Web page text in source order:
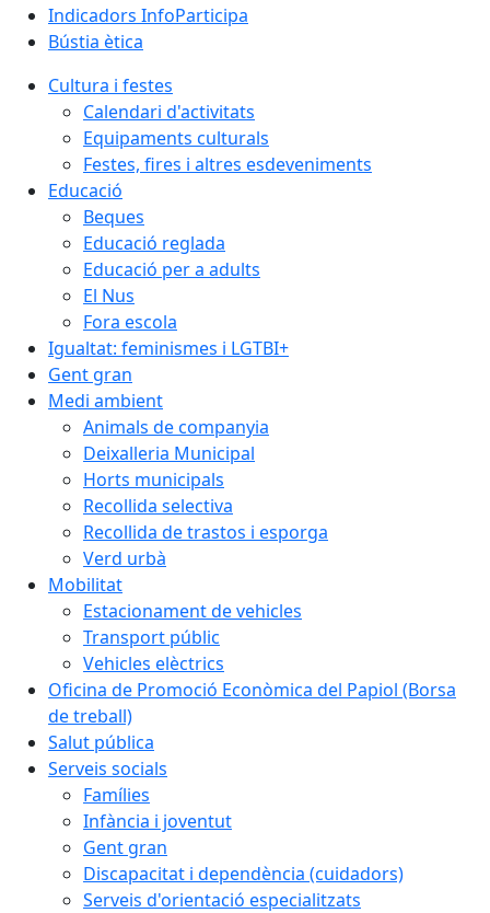
Indicadors InfoParticipa
Bústia ètica
Cultura i festes
Calendari d'activitats
Equipaments culturals
Festes, fires i altres esdeveniments
Educació
Beques
Educació reglada
Educació per a adults
El Nus
Fora escola
Igualtat: feminismes i LGTBI+
Gent gran
Medi ambient
Animals de companyia
Deixalleria Municipal
Horts municipals
Recollida selectiva
Recollida de trastos i esporga
Verd urbà
Mobilitat
Estacionament de vehicles
Transport públic
Vehicles elèctrics
Oficina de Promoció Econòmica del Papiol (Borsa
de treball)
Salut pública
Serveis socials
Famílies
Infància i joventut
Gent gran
Discapacitat i dependència (cuidadors)
Serveis d'orientació especialitzats